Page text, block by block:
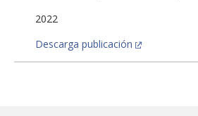
2022
Descarga publicación